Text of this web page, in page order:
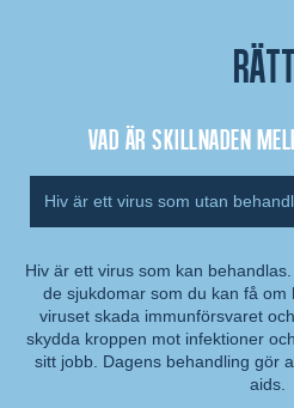
Vad är skillnaden
Hiv är ett virus som utan
Kommentar:
Hiv är ett virus som kan
de sjukdomar som du kan få om
viruset skada immunförsvaret
skydda kroppen mot infektioner
sitt jobb. Dagens behandling gör
aids.